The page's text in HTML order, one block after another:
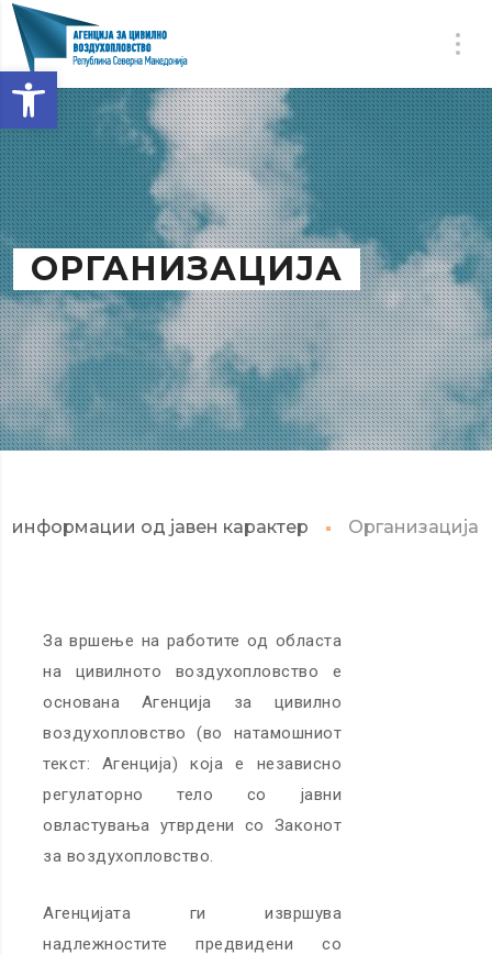
Open toolbar
ОРГАНИЗАЦИЈА
информации од јавен карактер Организација
За вршење на работите од областа
на цивилното воздухопловство е
основана Агенција за цивилно
воздухопловство (во натамошниот
текст: Агенција) која е независно
регулаторно тело со јавни
овластувања утврдени со Законот
за воздухопловство.
Агенцијата ги извршува
надлежностите предвидени со